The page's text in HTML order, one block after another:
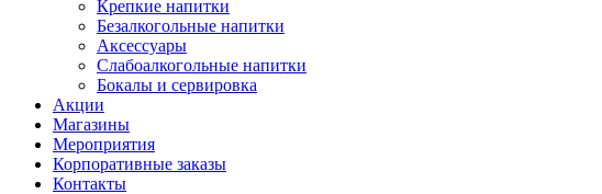
Крепкие напитки
Безалкогольные напитки
Аксессуары
Слабоалкогольные напитки
Бокалы и сервировка
Акции
Магазины
Мероприятия
Корпоративные заказы
Контакты